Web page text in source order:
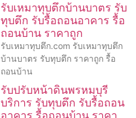
รับเหมาทุบตึกบ้านบาตร รับ
ทุบตึก รับรื้อถอนอาคาร รื้อ
ถอนบ้าน ราคาถูก
รับเหมาทุบตึก.com รับเหมาทุบตึก
บ้านบาตร รับทุบตึก ราคาถูก รื้อ
ถอนบ้าน
รับปรับหน้าดินพรหมบุรี
บริการ รับทุบตึก รับรื้อถอน
อาคาร รื้อถอนบ้าน ราคา